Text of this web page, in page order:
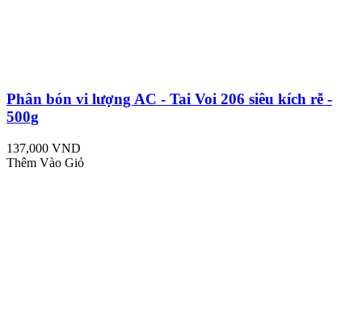
Phân bón vi lượng AC - Tai Voi 206 siêu kích rễ -
500g
137,000 VND
Thêm Vào Giỏ